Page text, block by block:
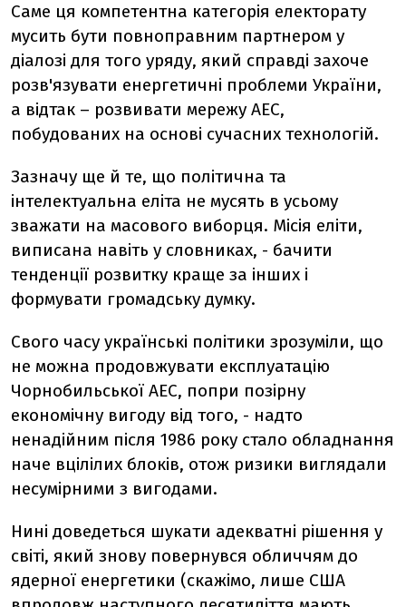
Саме ця компетентна категорія електорату
мусить бути повноправним партнером у
діалозі для того уряду, який справді захоче
розв'язувати енергетичні проблеми України,
а відтак – розвивати мережу АЕС,
побудованих на основі сучасних технологій.
Зазначу ще й те, що політична та
інтелектуальна еліта не мусять в усьому
зважати на масового виборця. Місія еліти,
виписана навіть у словниках, - бачити
тенденції розвитку краще за інших і
формувати громадську думку.
Свого часу українські політики зрозуміли, що
не можна продовжувати експлуатацію
Чорнобильської АЕС, попри позірну
економічну вигоду від того, - надто
ненадійним після 1986 року стало обладнання
наче вцілілих блоків, отож ризики виглядали
несумірними з вигодами.
Нині доведеться шукати адекватні рішення у
світі, який знову повернувся обличчям до
ядерної енергетики (скажімо, лише США